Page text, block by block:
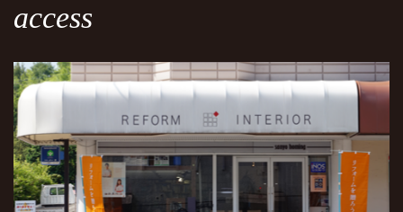
access